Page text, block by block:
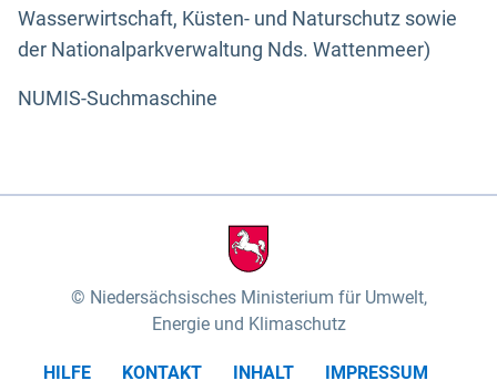
Wasserwirtschaft, Küsten- und Naturschutz sowie
der Nationalparkverwaltung Nds. Wattenmeer)
NUMIS-Suchmaschine
Niedersächsisches Ministerium für Umwelt,
Energie und Klimaschutz
HILFE KONTAKT INHALT
IMPRESSUM